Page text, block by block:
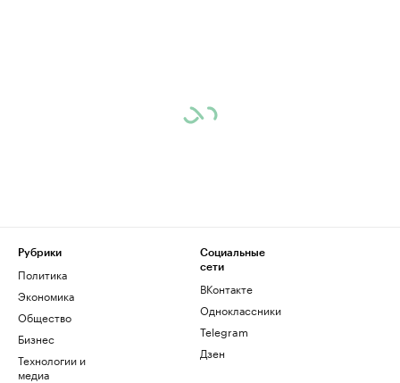
Рубрики
Политика
Экономика
Общество
Бизнес
Технологии и
медиа
Социальные
сети
ВКонтакте
Одноклассники
Telegram
Дзен